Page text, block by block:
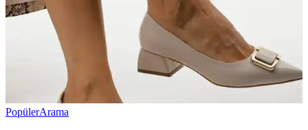
PopülerArama